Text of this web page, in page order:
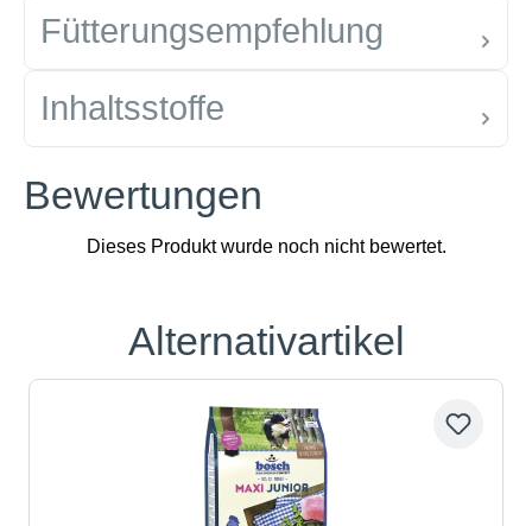
Fütterungsempfehlung
Inhaltsstoffe
Bewertungen
Produktgalerie überspringen
Alternativartikel